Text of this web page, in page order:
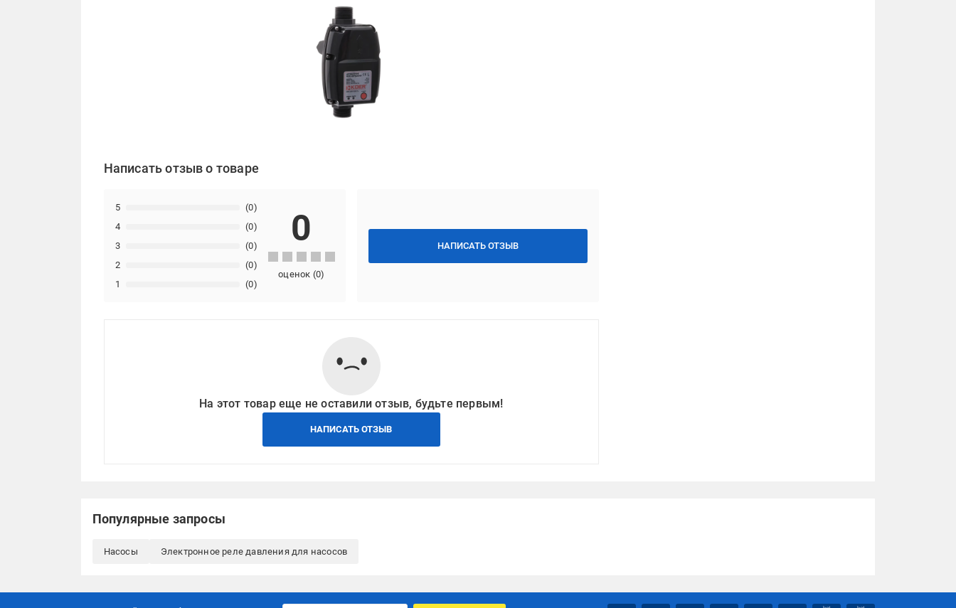
Написать отзыв о товаре
НАПИСАТЬ ОТЗЫВ
1 (0)
2 (0)
3 (0)
4 (0)
5 (0)
0
оценок (0)
На этот товар еще не оставили отзыв, будьте первым!
НАПИСАТЬ ОТЗЫВ
Популярные запросы
Насосы Электронное реле давления для насосов